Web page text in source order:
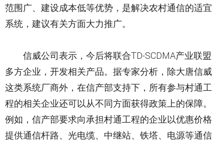
范围广、建设成本低等优势，是解决农村通信的适宜
系统，建议有关方面大力推广。
信威公司表示，今后将联合TD-SCDMA产业联盟
多方企业，开发相关产品。据专家分析，除大唐信威
这类系统厂商外，在信产部支持下，所有参与村通工
程的相关企业还可以从不同方面获得政策上的保障。
例如，信产部要求向承担村通工程的企业以优惠价格
提供通信杆路、光电缆、中继站、铁塔、电源等通信